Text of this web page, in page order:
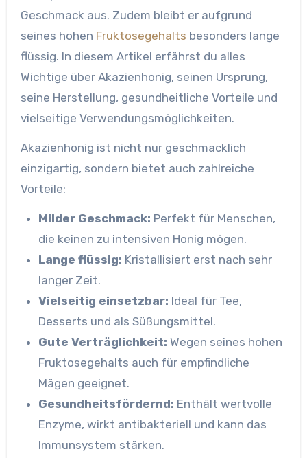
Geschmack aus. Zudem bleibt er aufgrund
seines hohen Fruktosegehalts besonders lange
flüssig. In diesem Artikel erfährst du alles
Wichtige über Akazienhonig, seinen Ursprung,
seine Herstellung, gesundheitliche Vorteile und
vielseitige Verwendungsmöglichkeiten.
Akazienhonig ist nicht nur geschmacklich
einzigartig, sondern bietet auch zahlreiche
Vorteile:
Milder Geschmack: Perfekt für Menschen,
die keinen zu intensiven Honig mögen.
Lange flüssig: Kristallisiert erst nach sehr
langer Zeit.
Vielseitig einsetzbar: Ideal für Tee,
Desserts und als Süßungsmittel.
Gute Verträglichkeit: Wegen seines hohen
Fruktosegehalts auch für empfindliche
Mägen geeignet.
Gesundheitsfördernd: Enthält wertvolle
Enzyme, wirkt antibakteriell und kann das
Immunsystem stärken.